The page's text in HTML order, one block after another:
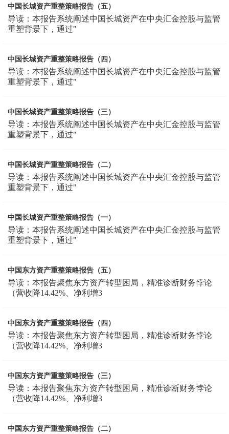
中国长城资产重整策略报告（五）
导读：本报告系统阐述中国长城资产在中央汇金控股与监管
重塑背景下，通过"
中国长城资产重整策略报告（四）
导读：本报告系统阐述中国长城资产在中央汇金控股与监管
重塑背景下，通过"
中国长城资产重整策略报告（三）
导读：本报告系统阐述中国长城资产在中央汇金控股与监管
重塑背景下，通过"
中国长城资产重整策略报告（二）
导读：本报告系统阐述中国长城资产在中央汇金控股与监管
重塑背景下，通过"
中国长城资产重整策略报告（一）
导读：本报告系统阐述中国长城资产在中央汇金控股与监管
重塑背景下，通过"
中国东方资产重整策略报告（五）
导读：本报告聚焦东方资产转型困局，精准诊断财务悖论
（营收降14.42%、净利增3
中国东方资产重整策略报告（四）
导读：本报告聚焦东方资产转型困局，精准诊断财务悖论
（营收降14.42%、净利增3
中国东方资产重整策略报告（三）
导读：本报告聚焦东方资产转型困局，精准诊断财务悖论
（营收降14.42%、净利增3
中国东方资产重整策略报告（二）